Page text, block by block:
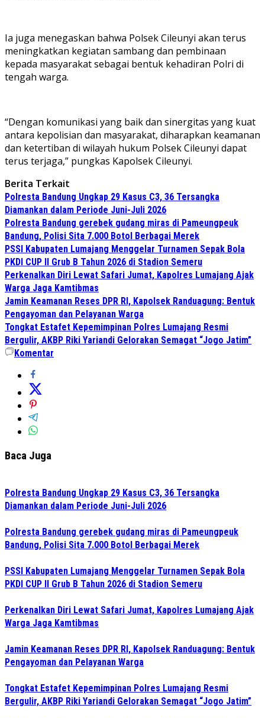
Ia juga menegaskan bahwa Polsek Cileunyi akan terus
meningkatkan kegiatan sambang dan pembinaan
kepada masyarakat sebagai bentuk kehadiran Polri di
tengah warga.
“Dengan komunikasi yang baik dan sinergitas yang kuat
antara kepolisian dan masyarakat, diharapkan keamanan
dan ketertiban di wilayah hukum Polsek Cileunyi dapat
terus terjaga,” pungkas Kapolsek Cileunyi.
Berita Terkait
Polresta Bandung Ungkap 29 Kasus C3, 36 Tersangka
Diamankan dalam Periode Juni-Juli 2026
Polresta Bandung gerebek gudang miras di Pameungpeuk
Bandung, Polisi Sita 7.000 Botol Berbagai Merek
PSSI Kabupaten Lumajang Menggelar Turnamen Sepak Bola
PKDI CUP II Grub B Tahun 2026 di Stadion Semeru
Perkenalkan Diri Lewat Safari Jumat, Kapolres Lumajang Ajak
Warga Jaga Kamtibmas
Jamin Keamanan Reses DPR RI, Kapolsek Randuagung: Bentuk
Pengayoman dan Pelayanan Warga
Tongkat Estafet Kepemimpinan Polres Lumajang Resmi
Bergulir, AKBP Riki Yariandi Gelorakan Semagat “Jogo Jatim”
Komentar
Baca Juga
Polresta Bandung Ungkap 29 Kasus C3, 36 Tersangka
Diamankan dalam Periode Juni-Juli 2026
Polresta Bandung gerebek gudang miras di Pameungpeuk
Bandung, Polisi Sita 7.000 Botol Berbagai Merek
PSSI Kabupaten Lumajang Menggelar Turnamen Sepak Bola
PKDI CUP II Grub B Tahun 2026 di Stadion Semeru
Perkenalkan Diri Lewat Safari Jumat, Kapolres Lumajang Ajak
Warga Jaga Kamtibmas
Jamin Keamanan Reses DPR RI, Kapolsek Randuagung: Bentuk
Pengayoman dan Pelayanan Warga
Tongkat Estafet Kepemimpinan Polres Lumajang Resmi
Bergulir, AKBP Riki Yariandi Gelorakan Semagat “Jogo Jatim”